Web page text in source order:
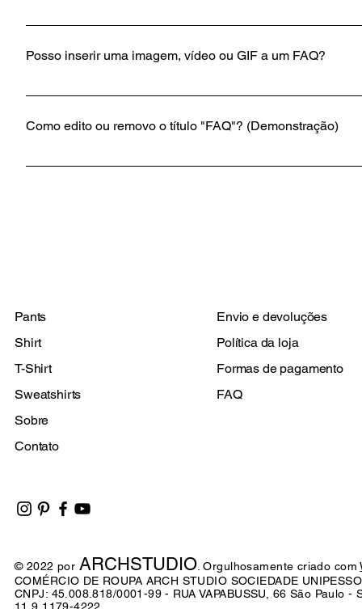
Para adicionar um novo FAQ, siga estas etapas: Clique
e publique. Você sempre poderá editar suas perguntas
Posso inserir uma imagem, vídeo ou GIF a um FAQ?
Sim. Para adicionar mídia, siga estas etapas: Entre nas
seu acervo e salve.
Como edito ou removo o título "FAQ"? (Demonstração)
Você pode editar o título nas configurações do aplicativo.
Pants
Shirt
T-Shirt
Sweatshirts
Sobre
Contato
Envio e devoluções
Política da loja
Formas de pagamento
FAQ
© 2022 por ARCHSTUDIO. Orgulhosamente criado com
COMÉRCIO DE ROUPA ARCH STUDIO SOCIEDADE
CNPJ: 45.008.818/0001-99 - RUA VAPABUSSU, 66 São Paulo -